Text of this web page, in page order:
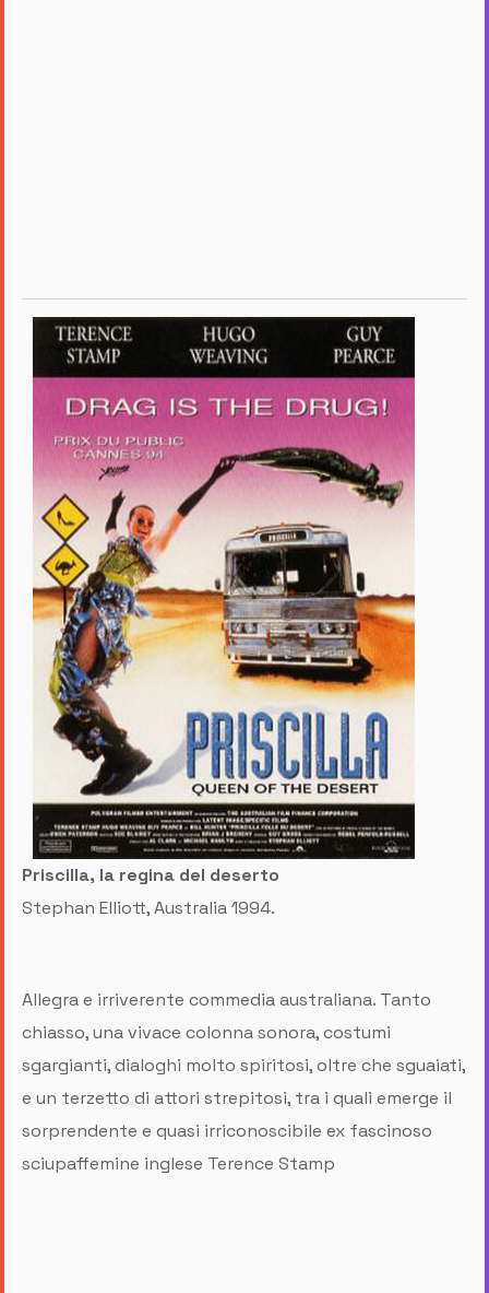
Priscilla, la regina del deserto
Stephan Elliott, Australia 1994.
Allegra e irriverente commedia australiana. Tanto
chiasso, una vivace colonna sonora, costumi
sgargianti, dialoghi molto spiritosi, oltre che sguaiati,
e un terzetto di attori strepitosi, tra i quali emerge il
sorprendente e quasi irriconoscibile ex fascinoso
sciupaffemine inglese Terence Stamp